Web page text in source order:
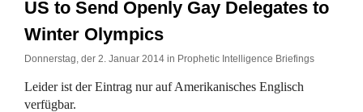
US to Send Openly Gay Delegates to
Winter Olympics
Donnerstag, der 2. Januar 2014 in Prophetic Intelligence Briefings
Leider ist der Eintrag nur auf Amerikanisches Englisch
verfügbar.